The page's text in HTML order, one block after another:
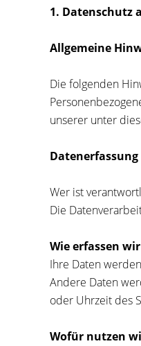
1. Datenschutz
Allgemeine
Die folgenden
unserer unter
Wer ist
Die
Wie erfassen
Ihre Daten
Andere Daten
oder Uhrzeit des
Wofür nutzen